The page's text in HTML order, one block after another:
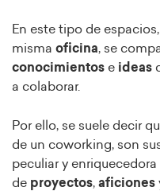
En este tipo de
misma oficina, se
conocimientos e ideas
a colaborar.
Por ello, se suele decir
de un coworking, son
peculiar y enriquecedora
de proyectos, aficiones